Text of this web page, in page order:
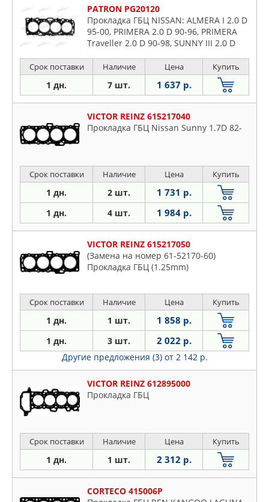
PATRON PG20120
Прокладка ГБЦ NISSAN: ALMERA I 2.0 D
95-00, PRIMERA 2.0 D 90-96, PRIMERA
Traveller 2.0 D 90-98, SUNNY III 2.0 D
Срок поставки Наличие Цена Купить
1 дн. 7 шт. 1 637 р.
VICTOR REINZ 615217040
Прокладка ГБЦ Nissan Sunny 1.7D 82-
Срок поставки Наличие Цена Купить
1 дн. 2 шт. 1 731 р.
1 дн. 4 шт. 1 984 р.
VICTOR REINZ 615217050
(Замена на номер 61-52170-60)
Прокладка ГБЦ (1.25mm)
Срок поставки Наличие Цена Купить
1 дн. 1 шт. 1 858 р.
1 дн. 3 шт. 2 022 р.
Другие предложения (3) от 2 142 р.
VICTOR REINZ 612895000
Прокладка ГБЦ
Срок поставки Наличие Цена Купить
1 дн. 1 шт. 2 312 р.
CORTECO 415006P